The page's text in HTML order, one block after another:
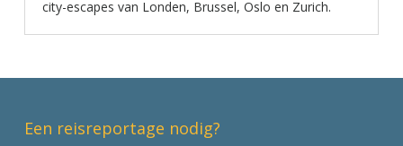
city-escapes van Londen, Brussel, Oslo en Zurich.
Een reisreportage nodig?